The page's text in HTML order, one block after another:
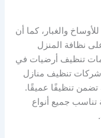
والغبار، كما أن
نظافة المنزل
تنظيف أرضيات في
شركات تنظيف منازل
تضمن تنظيفًا عميقًا.
جميع أنواع